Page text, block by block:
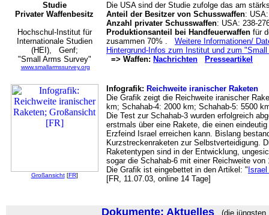
Studie
Privater Waffenbesitz
Hochschul-Institut für
Internationale Studien
(HEI), Genf;
"Small Arms Survey"
www.smallarmssurvey.org
Die USA sind der Studie zufolge das am
Anteil der Besitzer von Schusswaffen:
Anzahl privater Schusswaffen: USA: 238-
Produktionsanteil bei Handfeuerwaffen für
zusammen 70% . Weitere Informationen/
Hintergrund-Infos zum Institut und zum
=> Waffen: Nachrichten Presseartikel
Großansicht[FR]
Infografik: Reichweite iranischer Raketen
Die Grafik zeigt die Reichweite iranischer
km; Schahab-4: 2000 km; Schahab-5: 5500
Die Test zur Schahab-3 wurden erfolgreich
erstmals über eine Rakete, die einen
Erzfeind Israel erreichen kann. Bislang
Kurzstreckenraketen zur Selbstverteidigung.
Raketentypen sind in der Entwicklung,
sogar die Schahab-6 mit einer Reichweite
Die Grafik ist eingebettet in den Artikel: "
[FR, 11.07.03, online 14 Tage]
Dokumente: Aktuelles (die jüngsten